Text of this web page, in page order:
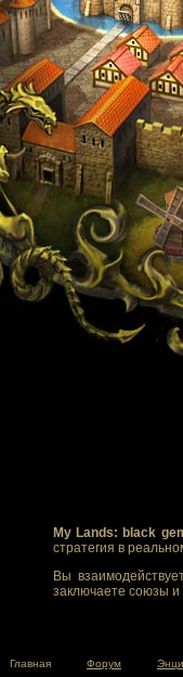
My Lands: black
стратегия в
Вы
заключаете союзы и
Главная Форум